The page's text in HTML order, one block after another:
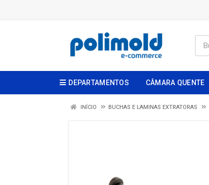
DEPARTAMENTOS CÂMARA QUENTE
INÍCIO BUCHAS E LAMINAS EXTRATORAS